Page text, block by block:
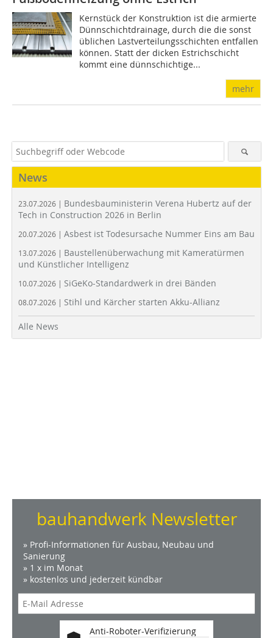
Kernstück der Konstruktion ist die armierte
Dünnschichtdrainage, durch die die sonst
üblichen Lastverteilungsschichten entfallen
können. Statt der dicken Estrichschicht
kommt eine dünnschichtige...
mehr
News
23.07.2026 | Bundesbauministerin Verena Hubertz auf der
Tech in Construction 2026 in Berlin
20.07.2026 | Asbest ist Todesursache Nummer Eins am Bau
13.07.2026 | Baustellenüberwachung mit Kameratürmen
und Künstlicher Intelligenz
10.07.2026 | SiGeKo-Standardwerk in drei Bänden
08.07.2026 | Stihl und Kärcher starten Akku-Allianz
Alle News
bauhandwerk Newsletter
» Profi-Informationen für Ausbau, Neubau und
Sanierung
» 1 x im Monat
» kostenlos und jederzeit kündbar
Anti-Roboter-Verifizierung